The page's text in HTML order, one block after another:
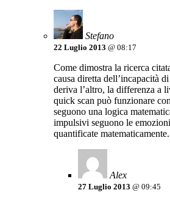
Stefano
22 Luglio 2013 @ 08:17
Come dimostra la ricerca
causa diretta dell’incapacità
deriva l’altro, la differenza a
quick scan può funzionare
seguono una logica
impulsivi seguono le
quantificate matematicamente.
Alex
27 Luglio 2013 @ 09:45